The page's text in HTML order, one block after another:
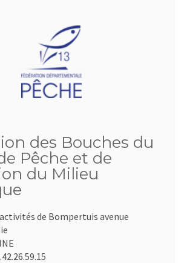
des Bouches du
Pêche et de
du Milieu
de Bompertuis avenue